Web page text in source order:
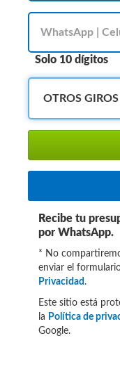
Solo 10 dígitos
Recibe tu
por WhatsApp.
* No
enviar el
Privacidad .
Este sitio está
la Política de
Google.